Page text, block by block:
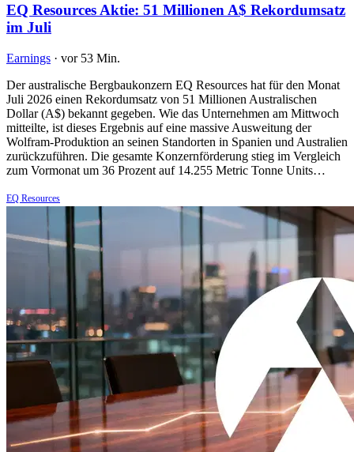
EQ Resources Aktie: 51 Millionen A$ Rekordumsatz
im Juli
Earnings · vor 53 Min.
Der australische Bergbaukonzern EQ Resources hat für den Monat
Juli 2026 einen Rekordumsatz von 51 Millionen Australischen
Dollar (A$) bekannt gegeben. Wie das Unternehmen am Mittwoch
mitteilte, ist dieses Ergebnis auf eine massive Ausweitung der
Wolfram-Produktion an seinen Standorten in Spanien und Australien
zurückzuführen. Die gesamte Konzernförderung stieg im Vergleich
zum Vormonat um 36 Prozent auf 14.255 Metric Tonne Units…
EQ Resources